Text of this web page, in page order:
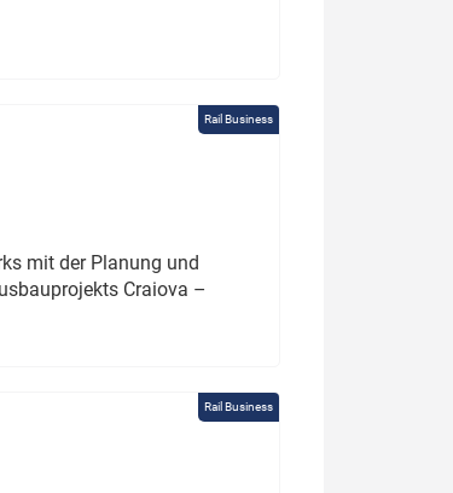
Rail Business
mit der Planung und
Craiova –
Rail Business